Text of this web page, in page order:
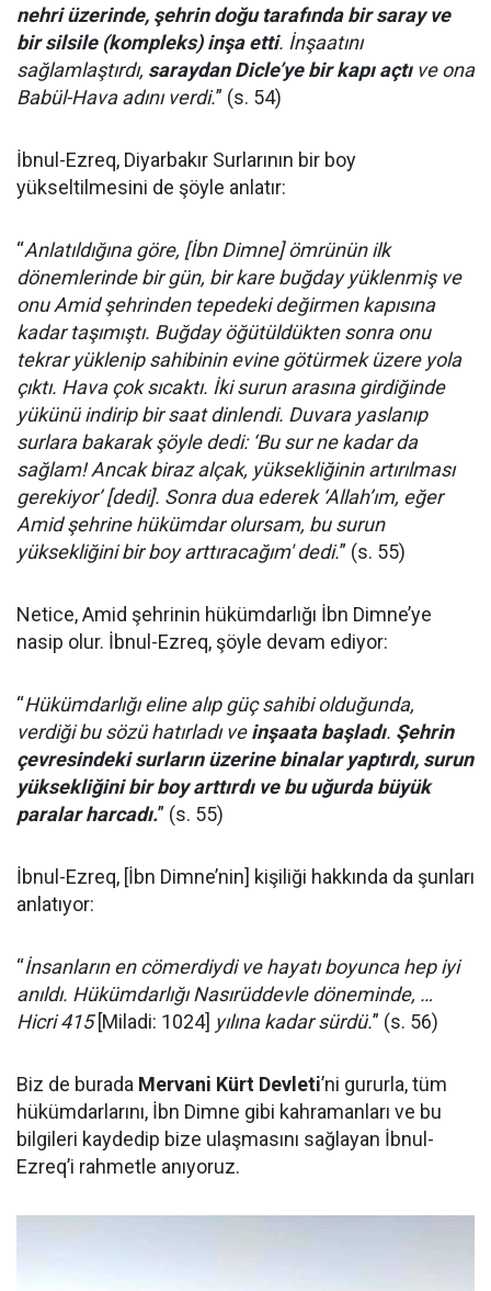
nehri üzerinde, şehrin doğu tarafında bir saray ve
bir silsile (kompleks) inşa etti. İnşaatını
sağlamlaştırdı, saraydan Dicle’ye bir kapı açtıve ona
Babül-Hava adını verdi.” (s. 54)
İbnul-Ezreq, Diyarbakır Surlarının bir boy
yükseltilmesini de şöyle anlatır:
“Anlatıldığına göre, [İbn Dimne] ömrünün ilk
dönemlerinde bir gün, bir kare buğday yüklenmiş ve
onu Amid şehrinden tepedeki değirmen kapısına
kadar taşımıştı. Buğday öğütüldükten sonra onu
tekrar yüklenip sahibinin evine götürmek üzere yola
çıktı. Hava çok sıcaktı. İki surun arasına girdiğinde
yükünü indirip bir saat dinlendi. Duvara yaslanıp
surlara bakarak şöyle dedi: ‘Bu sur ne kadar da
sağlam! Ancak biraz alçak, yüksekliğinin artırılması
gerekiyor’ [dedi]. Sonra dua ederek ‘Allah’ım, eğer
Amid şehrine hükümdar olursam, bu surun
yüksekliğini bir boy arttıracağım' dedi.” (s. 55)
Netice, Amid şehrinin hükümdarlığı İbn Dimne’ye
nasip olur. İbnul-Ezreq, şöyle devam ediyor:
“Hükümdarlığı eline alıp güç sahibi olduğunda,
verdiği bu sözü hatırladı veinşaata başladı. Şehrin
çevresindeki surların üzerine binalar yaptırdı, surun
yüksekliğini bir boy arttırdı ve bu uğurda büyük
paralar harcadı.” (s. 55)
İbnul-Ezreq, [İbn Dimne’nin] kişiliği hakkında da şunları
anlatıyor:
“İnsanların en cömerdiydi ve hayatı boyunca hep iyi
anıldı. Hükümdarlığı Nasırüddevle döneminde, …
Hicri 415[Miladi: 1024] yılına kadar sürdü.” (s. 56)
Biz de burada Mervani Kürt Devleti’ni gururla, tüm
hükümdarlarını, İbn Dimne gibi kahramanları ve bu
bilgileri kaydedip bize ulaşmasını sağlayan İbnul-
Ezreq’i rahmetle anıyoruz.